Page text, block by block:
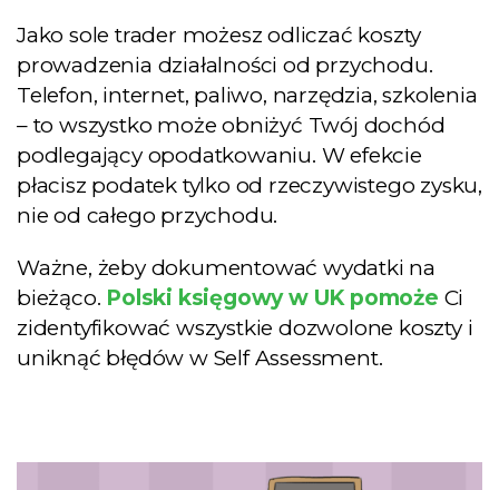
Jako sole trader możesz odliczać koszty
prowadzenia działalności od przychodu.
Telefon, internet, paliwo, narzędzia, szkolenia
– to wszystko może obniżyć Twój dochód
podlegający opodatkowaniu. W efekcie
płacisz podatek tylko od rzeczywistego zysku,
nie od całego przychodu.
Ważne, żeby dokumentować wydatki na
bieżąco. Polski księgowy w UK pomoże Ci
zidentyfikować wszystkie dozwolone koszty i
uniknąć błędów w Self Assessment.